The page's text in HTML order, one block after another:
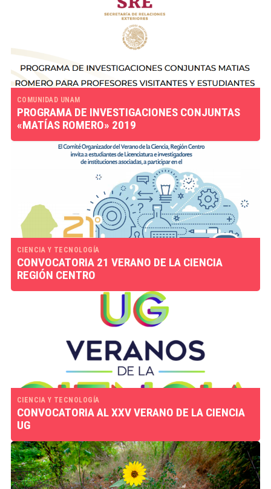
COMUNIDAD UNAM
PROGRAMA DE INVESTIGACIONES CONJUNTAS
«MATÍAS ROMERO» 2019
CIENCIA Y TECNOLOGÍA
CONVOCATORIA 21 VERANO DE LA CIENCIA
REGIÓN CENTRO
CIENCIA Y TECNOLOGÍA
CONVOCATORIA AL XXV VERANO DE LA CIENCIA
UG